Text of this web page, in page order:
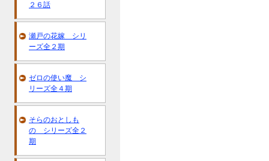
２６話
瀬戸の花嫁 シリ
ーズ全２期
ゼロの使い魔 シ
リーズ全４期
そらのおとしも
の シリーズ全２
期